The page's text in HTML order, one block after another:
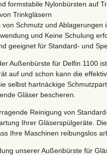
formstabile Nylonbürsten auf
Trinkgläsern
von Schmutz und Ablagerungen
und Keine Schulung
geeignet für Standard- und
Außenbürste für Delfin 1100
auf und schon kann die
selbst hartnäckige
Gläser bescheren.
Reinigung von
Ihrer Gläserspülgeräte.
Ihre Maschinen reibungslos
unserer Außenbürste für